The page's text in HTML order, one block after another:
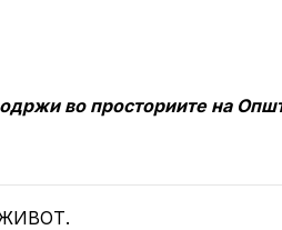
во просториите на
ЖИВОТ.